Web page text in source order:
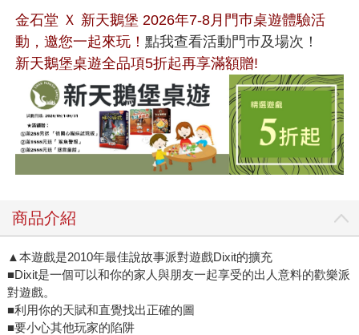
金石堂 Ｘ 新天鵝堡 2026年7-8月門巿桌遊體驗活
動，邀您一起來玩！ 點我查看活動門巿及場次！
新天鵝堡桌遊全品項5折起再享滿額贈!
商品介紹
▲本遊戲是2010年最佳說故事派對遊戲Dixit的擴充
■Dixit是一個可以和你的家人與朋友一起享受的出人意料的歡樂派
對遊戲。
■利用你的天賦和直覺找出正確的圖
■要小心其他玩家的陷阱